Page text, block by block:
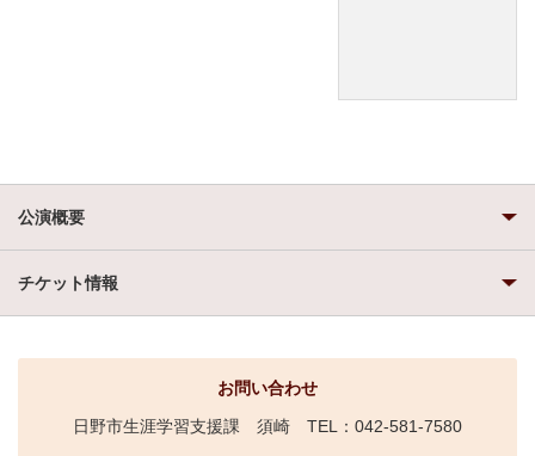
公演概要
チケット情報
お問い合わせ
日野市生涯学習支援課 須崎 TEL：042-581-7580